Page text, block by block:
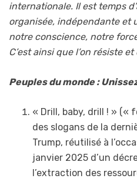
internationale. Il est temps
organisée, indépendante et
notre conscience, notre
C’est ainsi que l’on résiste
Peuples du monde :
« Drill, baby, drill ! » («
des slogans de la
Trump, réutilisé à
janvier 2025 d’un
l’extraction des